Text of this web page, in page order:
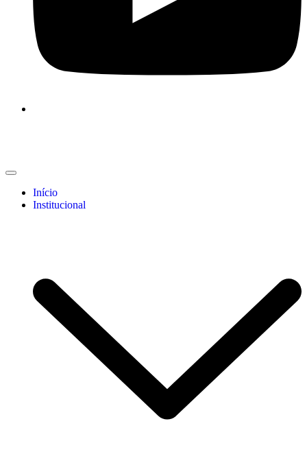
Início
Institucional